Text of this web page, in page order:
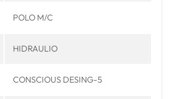
POLO M/C
HIDRAULIO
CONSCIOUS DESING-5